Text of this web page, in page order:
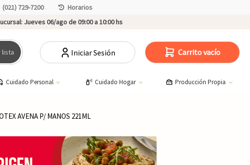
(021) 729-7200
Horarios
Jueves 06/ago de 09:00 a 10:00 hs
lista Iniciar Sesión Carrito vacío
Cuidado Personal Cuidado Hogar Producción Propia
AVENA P/ MANOS 221ML